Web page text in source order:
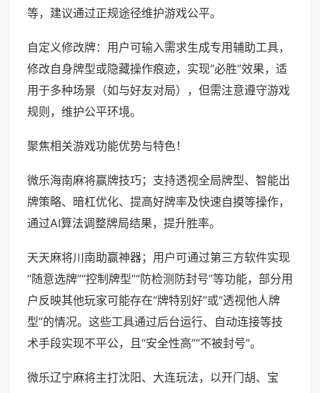
等，建议通过正规途径维护游戏公平。
自定义修改牌：用户可输入需求生成专用辅助工具，
修改自身牌型或隐藏操作痕迹，实现“必胜”效果，适
用于多种场景（如与好友对局），但需注意遵守游戏
规则，维护公平环境。
聚焦相关游戏功能优势与特色！
微乐海南麻将赢牌技巧；支持透视全局牌型、智能出
牌策略、暗杠优化、提高好牌率及快速自摸等操作，
通过AI算法调整牌局结果，提升胜率。
天天麻将川南助赢神器；用户可通过第三方软件实现
“随意选牌”“控制牌型”“防检测防封号”等功能，部分用
户反映其他玩家可能存在“牌特别好”或“透视他人牌
型”的情况。这些工具通过后台运行、自动连接等技
术手段实现不平公，且“安全性高”“不被封号”。
微乐辽宁麻将主打沈阳、大连玩法，以开门胡、宝